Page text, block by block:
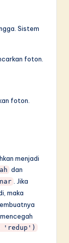
Sistem
foton.
foton.
menjadi
dan
. Jika
maka
'redup')